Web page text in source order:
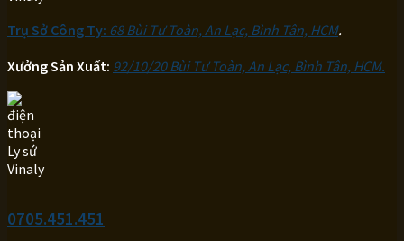
Trụ Sở Công Ty: 68 Bùi Tư Toàn, An Lạc, Bình Tân, HCM.
Xưởng Sản Xuất: 92/10/20 Bùi Tư Toàn, An Lạc, Bình Tân, HCM.
0705.451.451